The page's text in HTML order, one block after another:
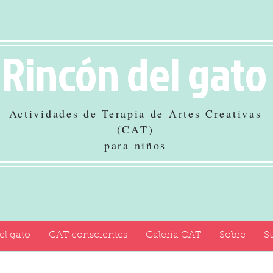
Rincón del gato
Actividades de Terapia de Artes Creativas
(CAT)
para niños
gato CAT conscientes Galería CAT Sobre